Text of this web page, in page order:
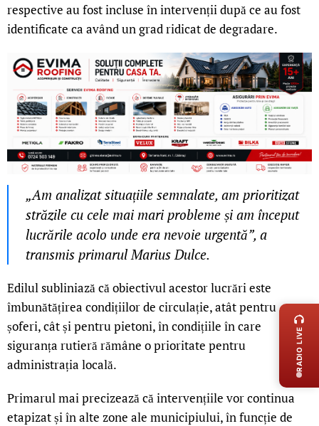
respective au fost incluse în intervenții după ce au fost
identificate ca având un grad ridicat de degradare.
„Am analizat situațiile semnalate, am prioritizat
străzile cu cele mai mari probleme și am început
lucrările acolo unde era nevoie urgentă”, a
transmis primarul Marius Dulce.
Edilul subliniază că obiectivul acestor lucrări este
îmbunătățirea condițiilor de circulație, atât pentru
șoferi, cât și pentru pietoni, în condițiile în care
siguranța rutieră rămâne o prioritate pentru
administrația locală.
Primarul mai precizează că intervențiile vor continua
etapizat și în alte zone ale municipiului, în funcție de
RADIO LIVE